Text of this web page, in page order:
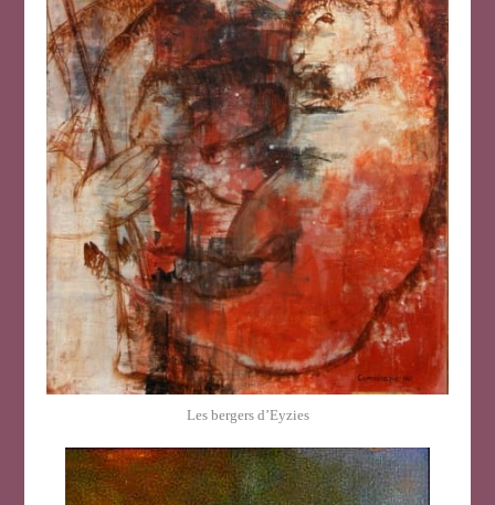
Les bergers d’Eyzies